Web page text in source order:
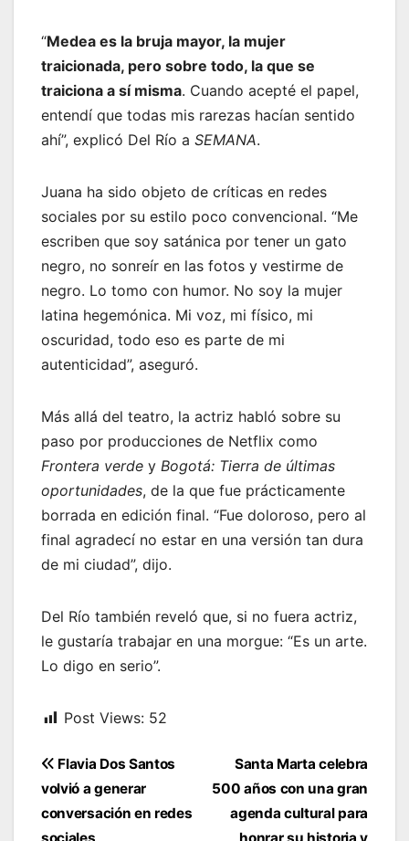
“Medea es la bruja mayor, la mujer
traicionada, pero sobre todo, la que se
traiciona a sí misma. Cuando acepté el papel,
entendí que todas mis rarezas hacían sentido
ahí”, explicó Del Río a SEMANA.
Juana ha sido objeto de críticas en redes
sociales por su estilo poco convencional. “Me
escriben que soy satánica por tener un gato
negro, no sonreír en las fotos y vestirme de
negro. Lo tomo con humor. No soy la mujer
latina hegemónica. Mi voz, mi físico, mi
oscuridad, todo eso es parte de mi
autenticidad”, aseguró.
Más allá del teatro, la actriz habló sobre su
paso por producciones de Netflix como
Frontera verde y Bogotá: Tierra de últimas
oportunidades, de la que fue prácticamente
borrada en edición final. “Fue doloroso, pero al
final agradecí no estar en una versión tan dura
de mi ciudad”, dijo.
Del Río también reveló que, si no fuera actriz,
le gustaría trabajar en una morgue: “Es un arte.
Lo digo en serio”.
Post Views: 52
Navegación
de
entradas
Santa Marta celebra
500 años con una gran
agenda cultural para
Flavia Dos Santos
volvió a generar
conversación en redes